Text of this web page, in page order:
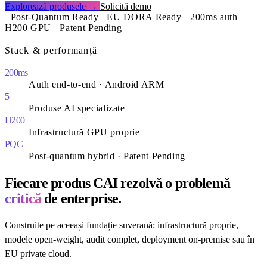
Explorează produsele → Solicită demo
Post-Quantum Ready
EU DORA Ready
200ms auth
H200 GPU
Patent Pending
Stack & performanță
200ms
Auth end-to-end · Android ARM
5
Produse AI specializate
H200
Infrastructură GPU proprie
PQC
Post-quantum hybrid · Patent Pending
Fiecare produs CAI rezolvă o problemă
critică de enterprise.
Construite pe aceeași fundație suverană: infrastructură proprie,
modele open-weight, audit complet, deployment on-premise sau în
EU private cloud.